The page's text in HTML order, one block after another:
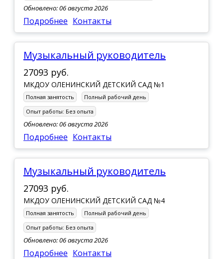
Обновлено: 06 августа 2026
Подробнее Контакты
Музыкальный руководитель
27093 руб.
МКДОУ ОЛЕНИНСКИЙ ДЕТСКИЙ САД №1
Полная занятость
Полный рабочий день
Опыт работы: Без опыта
Обновлено: 06 августа 2026
Подробнее Контакты
Музыкальный руководитель
27093 руб.
МКДОУ ОЛЕНИНСКИЙ ДЕТСКИЙ САД №4
Полная занятость
Полный рабочий день
Опыт работы: Без опыта
Обновлено: 06 августа 2026
Подробнее Контакты